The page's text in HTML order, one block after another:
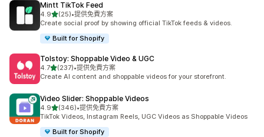
Mintt TikTok Feed
4.9滿分 5 顆星
(25)
共有 25 則評價
•提供免費方案
Create social proof by showing official TikTok feeds & videos.
Built for Shopify
Tolstoy: Shoppable Video & UGC
4.7滿分 5 顆星
(237)
共有 237 則評價
•提供免費方案
Create AI content and shoppable videos for your storefront.
Video Slider: Shoppable Videos
4.9滿分 5 顆星
(346)
共有 346 則評價
•提供免費方案
TikTok Videos, Instagram Reels, UGC Videos as Shoppable Videos
Built for Shopify